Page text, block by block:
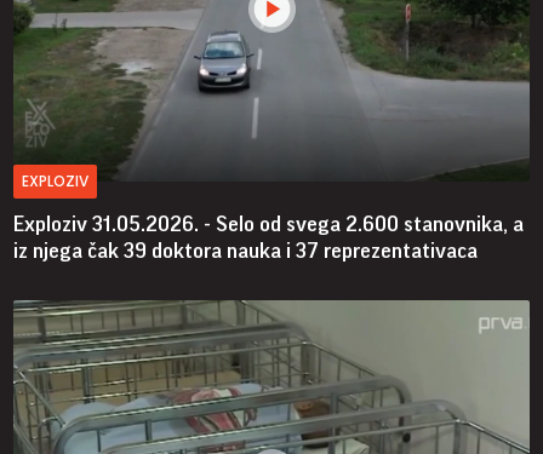
EXPLOZIV
Exploziv 31.05.2026. - Selo od svega 2.600 stanovnika, a
iz njega čak 39 doktora nauka i 37 reprezentativaca